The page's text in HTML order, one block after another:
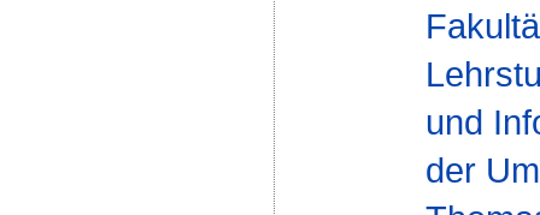
und
der